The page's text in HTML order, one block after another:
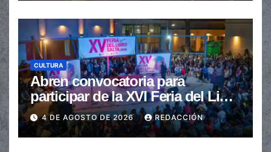
CULTURA
Abren convocatoria para
participar de la XVI Feria del Libro
de Salta
4 DE AGOSTO DE 2026 REDACCIÓN